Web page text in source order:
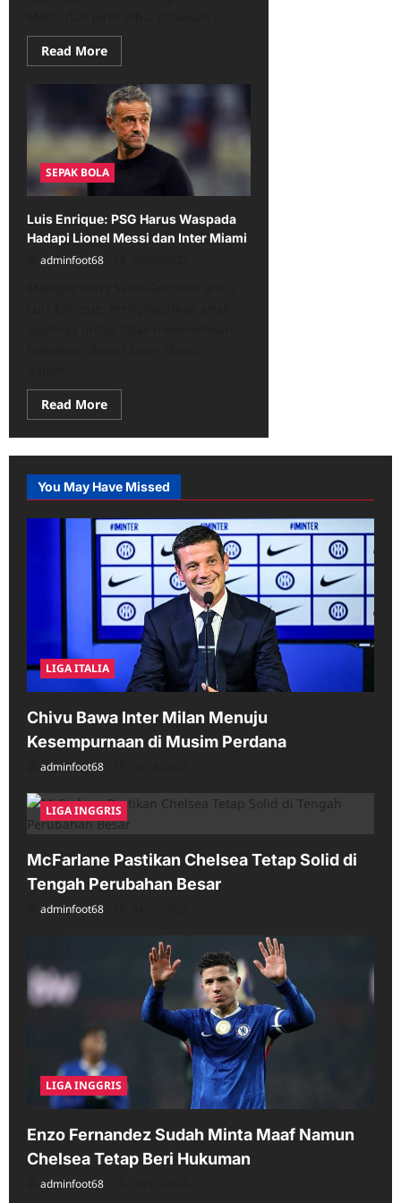
Read MoreRead
more
Kritik
Mascherano
Terhadap
Skorsing
Messi
oleh
MLS
SEPAK BOLA
Luis Enrique: PSG Harus Waspada
Hadapi Lionel Messi dan Inter Miami
adminfoot68
Read MoreRead
more
Luis
Enrique:
Harus
Waspada
Hadapi
Lionel
Messi
dan
Inter
Miami
You May Have Missed
LIGA ITALIA
Chivu Bawa Inter Milan Menuju
Kesempurnaan di Musim Perdana
adminfoot68
LIGA INGGRIS
McFarlane Pastikan Chelsea Tetap Solid di
Tengah Perubahan Besar
adminfoot68
LIGA INGGRIS
Enzo Fernandez Sudah Minta Maaf Namun
Chelsea Tetap Beri Hukuman
adminfoot68